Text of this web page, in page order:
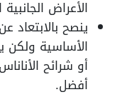
الأعراض
ينصح بالابتعاد
الأساسية ولكن
أو شرائح
أفضل.